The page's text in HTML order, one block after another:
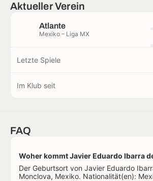
Aktueller Verein
Atlante
Mexiko – Liga MX
Letzte Spiele
Im Klub seit
FAQ
Woher kommt Javier Eduardo Ibarra
Der Geburtsort von Javier Eduardo
Monclova, Mexiko. Nationalität(en):